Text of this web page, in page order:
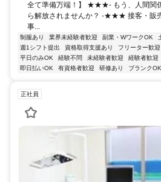
全て準備万端！】 ★★★- もう、人間関
ら解放されませんか？ -★★★ 接客・販
事...
制服あり 業界未経験者歓迎 副業・WワークOK
週1シフト提出
資格取得支援あり フリーター歓迎
平日のみOK
経験不問 未経験者歓迎 経験者歓迎
即日払いOK
有資格者歓迎 研修あり ブランクOK
正社員